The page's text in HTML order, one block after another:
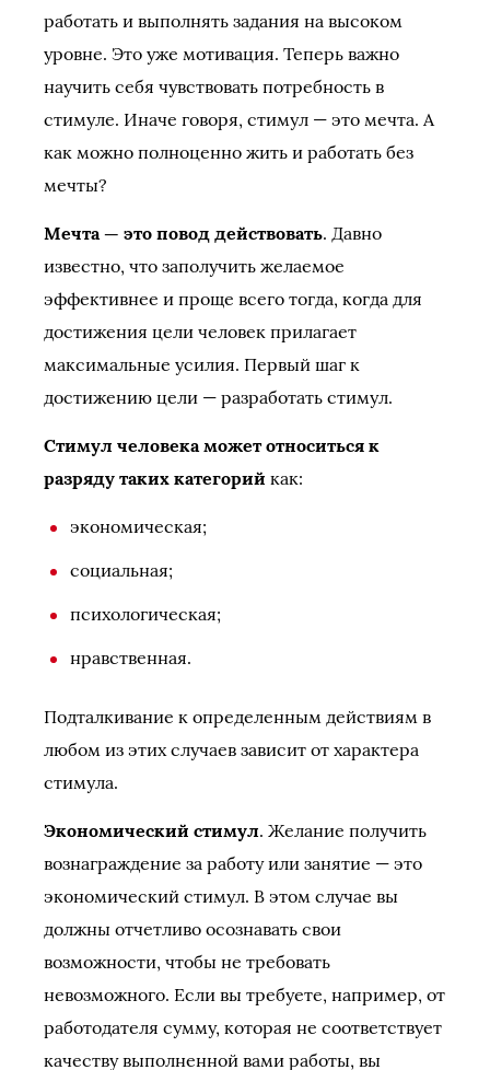
работать и выполнять задания на высоком
уровне. Это уже мотивация. Теперь важно
научить себя чувствовать потребность в
стимуле. Иначе говоря, стимул — это мечта. А
как можно полноценно жить и работать без
мечты?
Мечта — это повод действовать. Давно
известно, что заполучить желаемое
эффективнее и проще всего тогда, когда для
достижения цели человек прилагает
максимальные усилия. Первый шаг к
достижению цели — разработать стимул.
Стимул человека может относиться к
разряду таких категорий как:
экономическая;
социальная;
психологическая;
нравственная.
Подталкивание к определенным действиям в
любом из этих случаев зависит от характера
стимула.
Экономический стимул. Желание получить
вознаграждение за работу или занятие — это
экономический стимул. В этом случае вы
должны отчетливо осознавать свои
возможности, чтобы не требовать
невозможного. Если вы требуете, например, от
работодателя сумму, которая не соответствует
качеству выполненной вами работы, вы